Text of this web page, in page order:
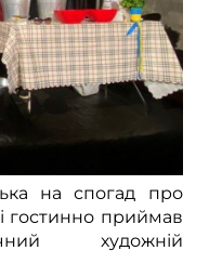
на спогад про
гостинно приймав
художній